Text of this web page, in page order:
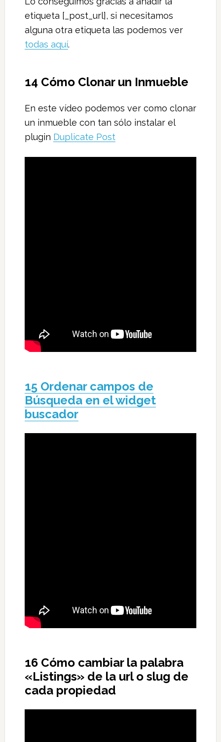
etiqueta [_post_url], si necesitamos
alguna otra etiqueta las podemos ver
todas aquí.
14 Cómo Clonar un Inmueble
En este vídeo podemos ver como clonar
un inmueble con tan sólo instalar el
plugin Duplicate Post
15 Ordenar campos de
Búsqueda en el widget
buscador
16 Cómo cambiar la palabra
«Listings» de la url o slug de
cada propiedad